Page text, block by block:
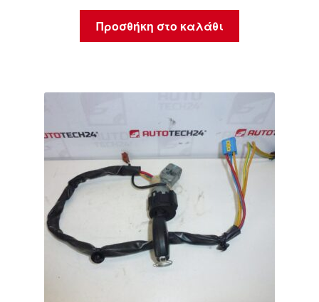
Προσθήκη στο καλάθι